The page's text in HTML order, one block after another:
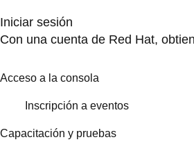
Iniciar sesión
Con una cuenta de Red Hat,
Acceso a la consola
Inscripción a eventos
Capacitación y pruebas